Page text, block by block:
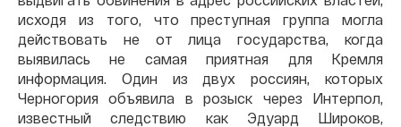
исходя из того, что преступная группа могла
действовать не от лица государства, когда
выявилась не самая приятная для Кремля
информация. Один из двух россиян, которых
Черногория объявила в розыск через Интерпол,
известный следствию как Эдуард Широков,